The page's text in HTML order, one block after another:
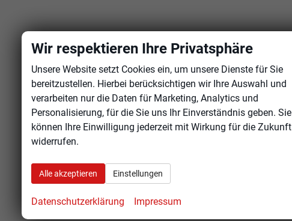
Wir respektieren Ihre Privatsphäre
Unsere Website setzt Cookies ein, um unsere Dienste für Sie
bereitzustellen. Hierbei berücksichtigen wir Ihre Auswahl und
verarbeiten nur die Daten für Marketing, Analytics und
Personalisierung, für die Sie uns Ihr Einverständnis geben. Sie
können Ihre Einwilligung jederzeit mit Wirkung für die Zukunft
widerrufen.
Alle akzeptieren Einstellungen
Datenschutzerklärung Impressum